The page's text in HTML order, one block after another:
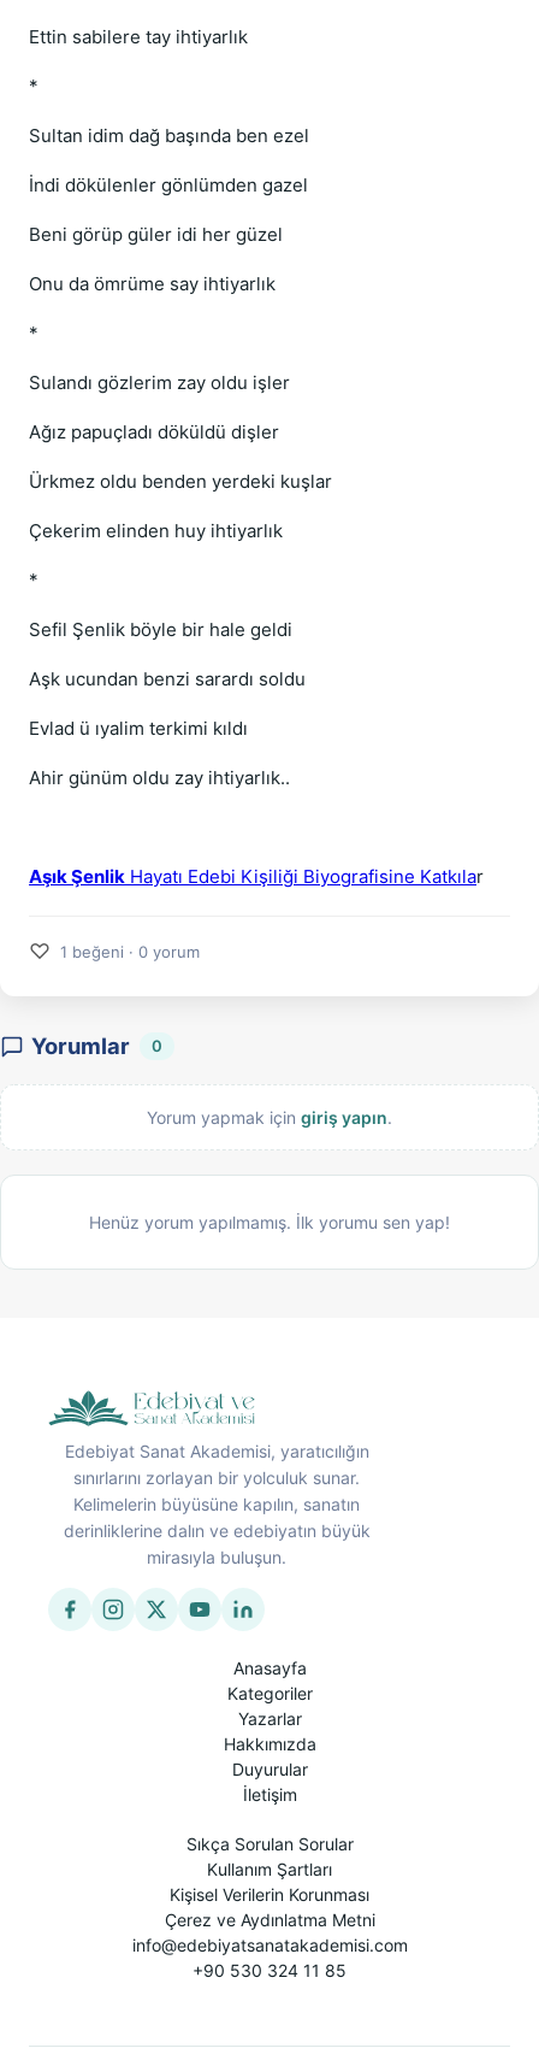
Ettin sabilere tay ihtiyarlık
*
Sultan idim dağ başında ben ezel
İndi dökülenler gönlümden gazel
Beni görüp güler idi her güzel
Onu da ömrüme say ihtiyarlık
*
Sulandı gözlerim zay oldu işler
Ağız papuçladı döküldü dişler
Ürkmez oldu benden yerdeki kuşlar
Çekerim elinden huy ihtiyarlık
*
Sefil Şenlik böyle bir hale geldi
Aşk ucundan benzi sarardı soldu
Evlad ü ıyalim terkimi kıldı
Ahir günüm oldu zay ihtiyarlık..
Aşık Şenlik Hayatı Edebi Kişiliği Biyografisine Katkılar
♡ 1 beğeni · 0 yorum
Yorumlar 0
Yorum yapmak için giriş yapın.
Henüz yorum yapılmamış. İlk yorumu sen yap!
Edebiyat Sanat Akademisi, yaratıcılığın
sınırlarını zorlayan bir yolculuk sunar.
Kelimelerin büyüsüne kapılın, sanatın
derinliklerine dalın ve edebiyatın büyük
mirasıyla buluşun.
Anasayfa
Kategoriler
Yazarlar
Hakkımızda
Duyurular
İletişim
Sıkça Sorulan Sorular
Kullanım Şartları
Kişisel Verilerin Korunması
Çerez ve Aydınlatma Metni
info@edebiyatsanatakademisi.com
+90 530 324 11 85